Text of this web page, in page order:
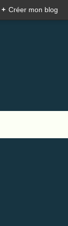
+ Créer mon blog